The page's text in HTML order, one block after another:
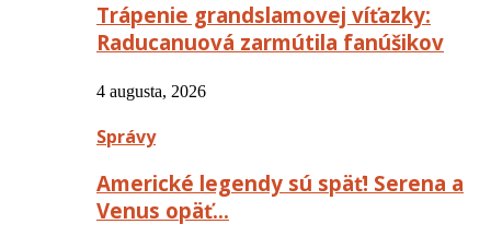
Trápenie grandslamovej víťazky:
Raducanuová zarmútila fanúšikov
4 augusta, 2026
Správy
Americké legendy sú späť! Serena a
Venus opäť…